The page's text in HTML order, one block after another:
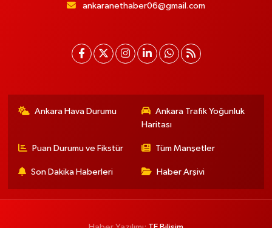
ankaranethaber06@gmail.com
Ankara Hava Durumu
Ankara Trafik Yoğunluk
Haritası
Puan Durumu ve Fikstür Tüm Manşetler
Son Dakika Haberleri Haber Arşivi